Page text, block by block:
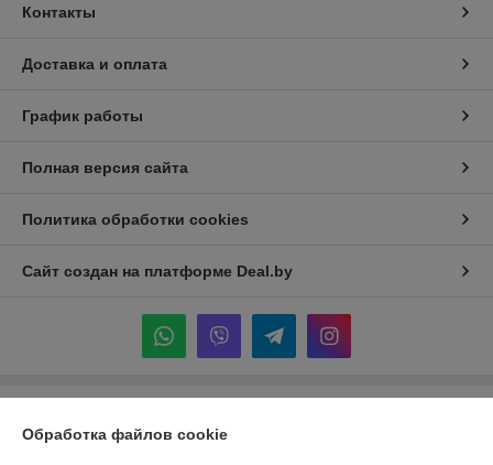
Контакты
Доставка и оплата
График работы
Полная версия сайта
Политика обработки cookies
Сайт создан на платформе Deal.by
Обработка файлов cookie